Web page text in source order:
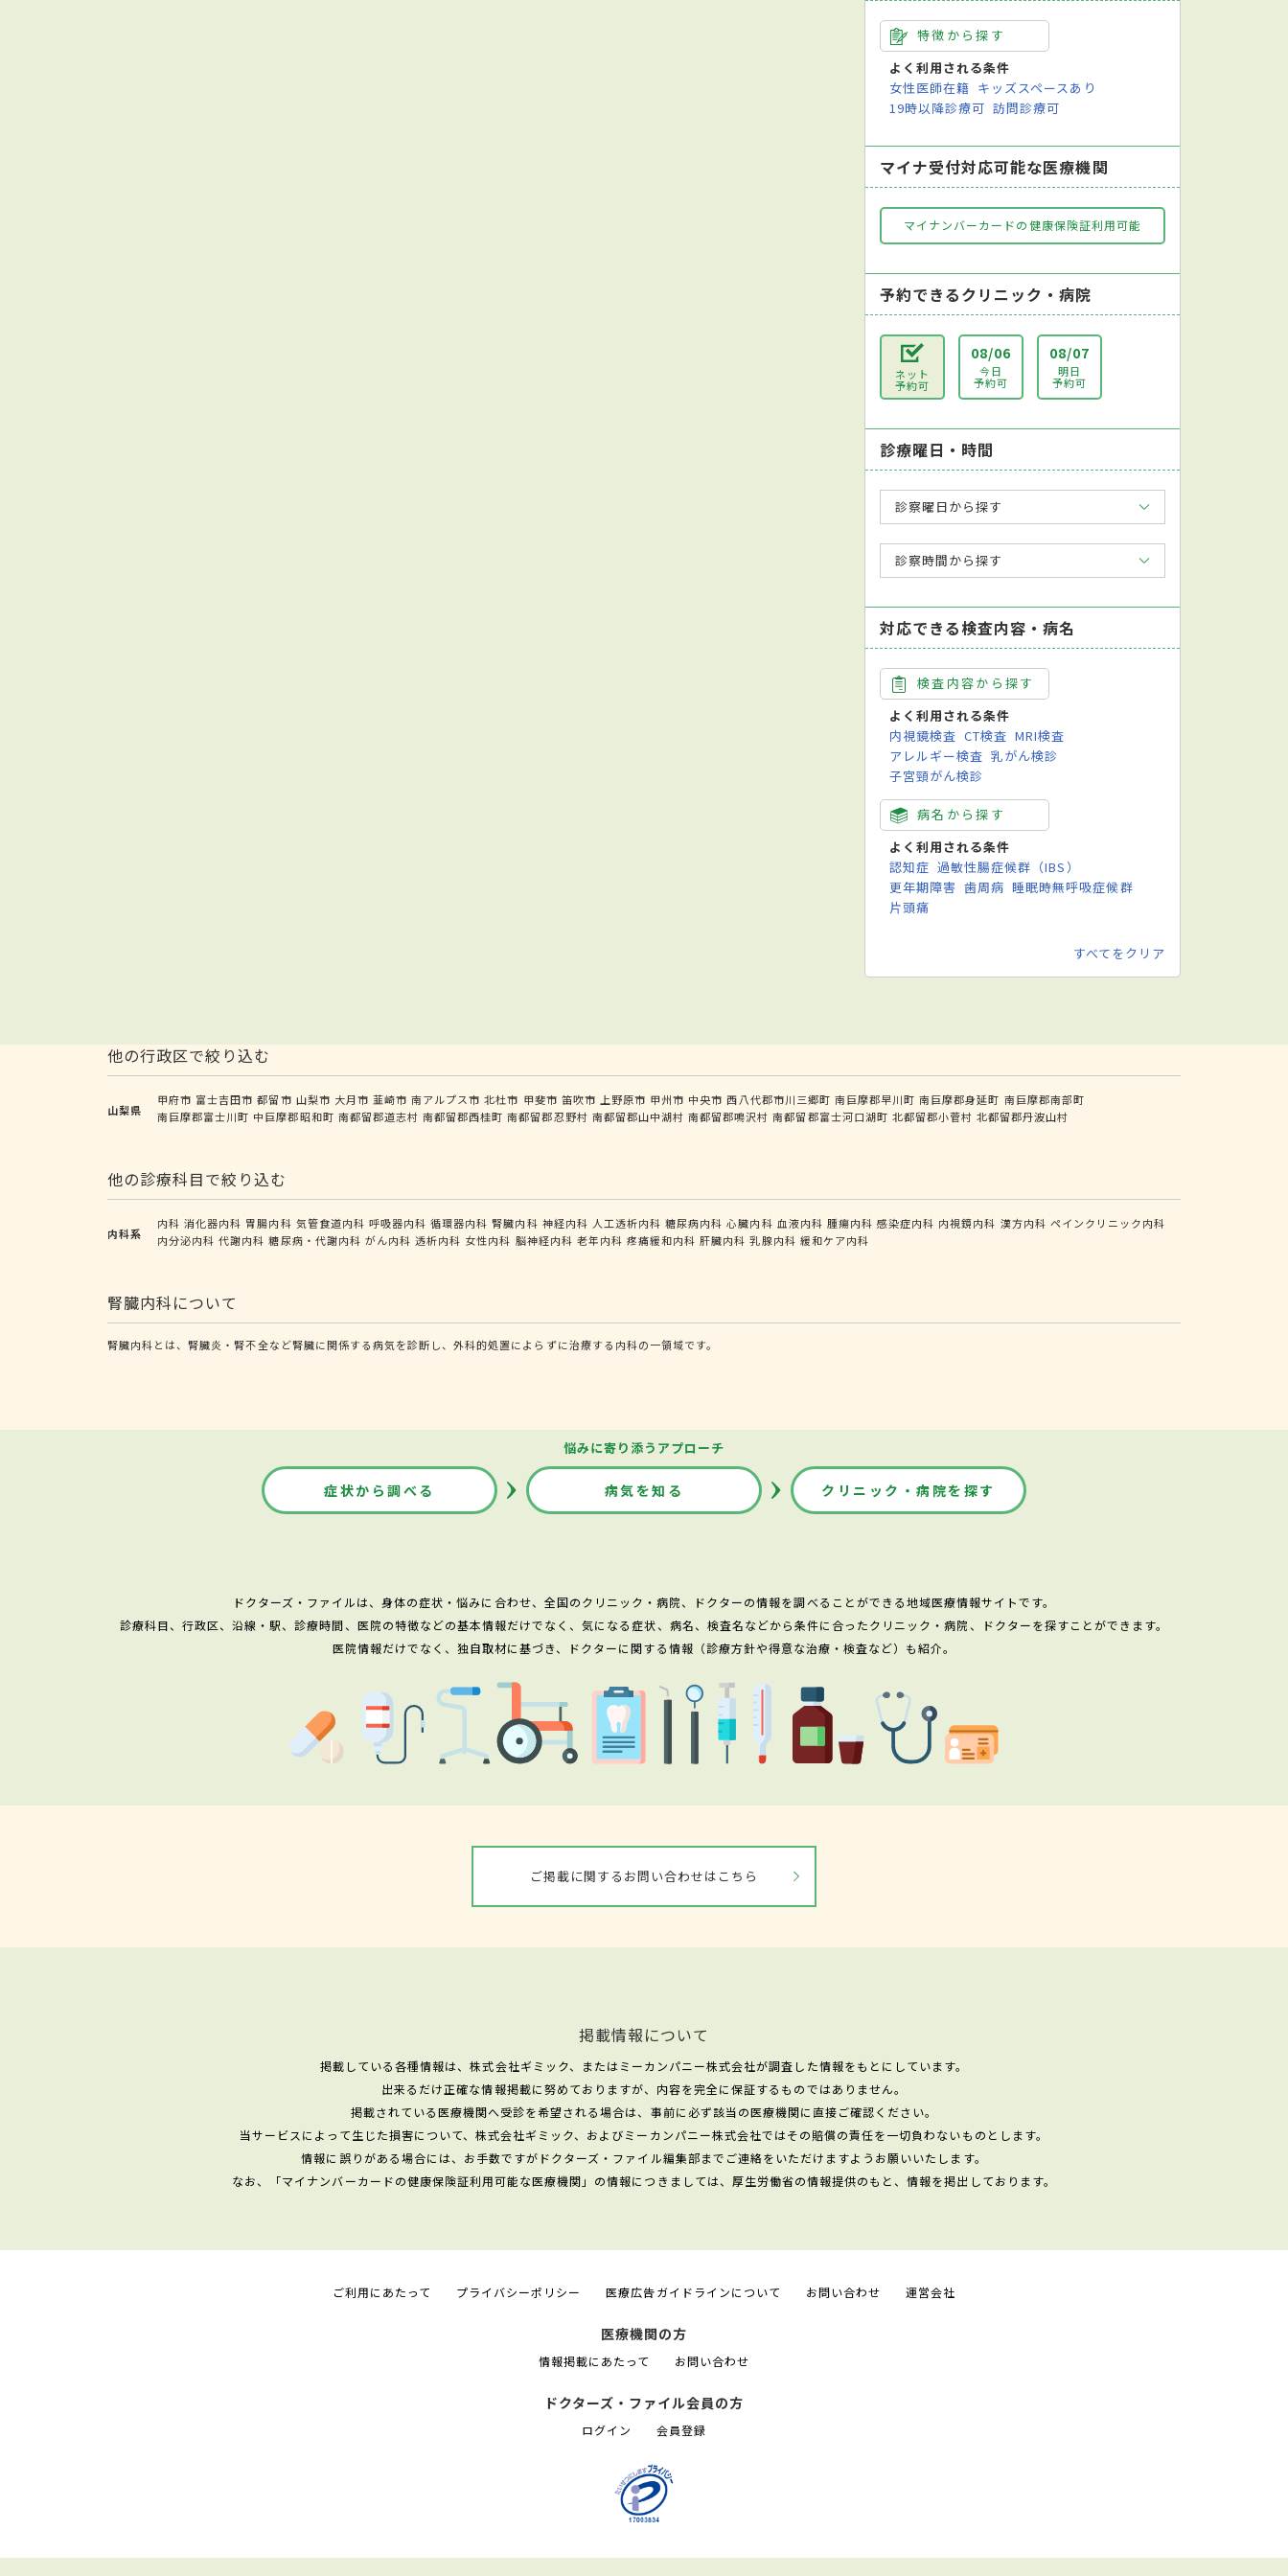
特徴から探す
よく利用される条件
女性医師在籍 キッズスペースあり
19時以降診療可 訪問診療可
マイナ受付対応可能な医療機関
マイナンバーカードの健康保険証利用可能
予約できるクリニック・病院
ネット
予約可
08/06
今日
予約可
08/07
明日
予約可
診療曜日・時間
診察曜日から探す
診察時間から探す
対応できる検査内容・病名
検査内容から探す
よく利用される条件
内視鏡検査 CT検査 MRI検査
アレルギー検査 乳がん検診
子宮頸がん検診
病名から探す
よく利用される条件
認知症 過敏性腸症候群（IBS）
更年期障害 歯周病 睡眠時無呼吸症候群
片頭痛
すべてをクリア
他の行政区で絞り込む
山梨県
甲府市 富士吉田市 都留市 山梨市 大月市 韮崎市 南アルプス市 北杜市 甲斐市 笛吹市 上野原市 甲州市 中央市 西八代郡市川三郷町 南巨摩郡早川町 南巨摩郡身延町 南巨摩郡南部町
南巨摩郡富士川町 中巨摩郡昭和町 南都留郡道志村 南都留郡西桂町 南都留郡忍野村 南都留郡山中湖村 南都留郡鳴沢村 南都留郡富士河口湖町 北都留郡小菅村 北都留郡丹波山村
他の診療科目で絞り込む
内科系
内科 消化器内科 胃腸内科 気管食道内科 呼吸器内科 循環器内科 腎臓内科 神経内科 人工透析内科 糖尿病内科 心臓内科 血液内科 腫瘍内科 感染症内科 内視鏡内科 漢方内科 ペインクリニック内科
内分泌内科 代謝内科 糖尿病・代謝内科 がん内科 透析内科 女性内科 脳神経内科 老年内科 疼痛緩和内科 肝臓内科 乳腺内科 緩和ケア内科
腎臓内科について
腎臓内科とは、腎臓炎・腎不全など腎臓に関係する病気を診断し、外科的処置によらずに治療する内科の一領域です。
悩みに寄り添うアプローチ
症状から調べる 病気を知る クリニック・病院を探す
ドクターズ・ファイルは、身体の症状・悩みに合わせ、全国のクリニック・病院、ドクターの情報を調べることができる地域医療情報サイトです。
診療科目、行政区、沿線・駅、診療時間、医院の特徴などの基本情報だけでなく、気になる症状、病名、検査名などから条件に合ったクリニック・病院、ドクターを探すことができます。
医院情報だけでなく、独自取材に基づき、ドクターに関する情報（診療方針や得意な治療・検査など）も紹介。
ご掲載に関するお問い合わせはこちら
掲載情報について
掲載している各種情報は、株式会社ギミック、またはミーカンパニー株式会社が調査した情報をもとにしています。
出来るだけ正確な情報掲載に努めておりますが、内容を完全に保証するものではありません。
掲載されている医療機関へ受診を希望される場合は、事前に必ず該当の医療機関に直接ご確認ください。
当サービスによって生じた損害について、株式会社ギミック、およびミーカンパニー株式会社ではその賠償の責任を一切負わないものとします。
情報に誤りがある場合には、お手数ですがドクターズ・ファイル編集部までご連絡をいただけますようお願いいたします。
なお、「マイナンバーカードの健康保険証利用可能な医療機関」の情報につきましては、厚生労働省の情報提供のもと、情報を掲出しております。
ご利用にあたって プライバシーポリシー 医療広告ガイドラインについて お問い合わせ 運営会社
医療機関の方
情報掲載にあたって お問い合わせ
ドクターズ・ファイル会員の方
ログイン 会員登録